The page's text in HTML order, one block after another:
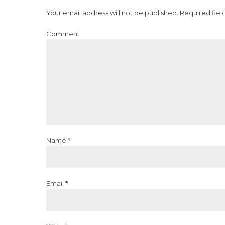
Your email address will not be published. Required
Comment
Name *
Email *